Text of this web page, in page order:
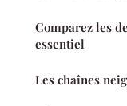
Comparez les
essentiel
Les chaînes